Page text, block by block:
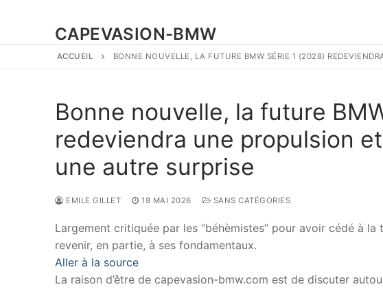
CAPEVASION-BMW
ACCUEIL BONNE NOUVELLE, LA FUTURE BMW SÉRIE 1 (2028)
Bonne nouvelle, la future
redeviendra une propulsion
une autre surprise
EMILE GILLET 18 MAI 2026 SANS CATÉGORIES
Largement critiquée par les “béhèmistes” pour avoir cédé à la
revenir, en partie, à ses fondamentaux.
Aller à la source
La raison d’être de capevasion-bmw.com est de discuter